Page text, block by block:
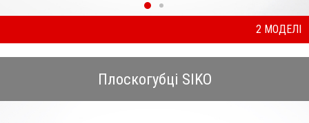
2 МОДЕЛІ
Плоскогубці SIKO